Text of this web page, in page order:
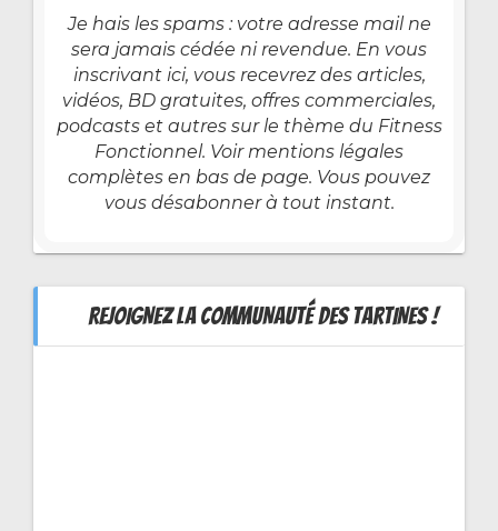
Je hais les spams : votre adresse mail ne
sera jamais cédée ni revendue. En vous
inscrivant ici, vous recevrez des articles,
vidéos, BD gratuites, offres commerciales,
podcasts et autres sur le thème du Fitness
Fonctionnel. Voir mentions légales
complètes en bas de page. Vous pouvez
vous désabonner à tout instant.
REJOIGNEZ LA COMMUNAUTÉ DES TARTINES !